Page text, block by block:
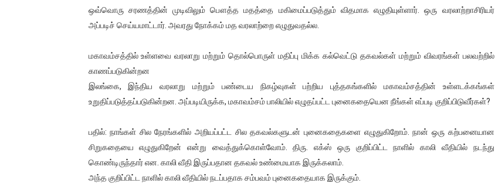
32 CM விநோத கன்றுக்குட்டி! (வீடியோ)
ஒவ்வொரு சரணத்தின் முடிவிலும் பௌத்த மதத்தை மகிமைப்படுத்தும் விதமாக எழுதியுள்ளார். ஒரு வரலாற்றாசிரியர்
அப்படிச் செய்யமாட்டார். அவரது நோக்கம் மத வரலாற்றை எழுதுவதல்ல.
மகாவம்சத்தில் உள்ளவை வரலாறு மற்றும் தொல்பொருள் மதிப்பு மிக்க கல்வெட்டு தகவல்கள் மற்றும் விவரங்கள் பலவற்றில்
காணப்படுகின்றன
இலங்கை, இந்திய வரலாறு மற்றும் பண்டைய நிகழ்வுகள் பற்றிய புத்தகங்களில் மகாவம்சத்தின் உள்ளடக்கங்கள்
உறுதிப்படுத்தப்படுகின்றன. அப்படியிருக்க, மகாவம்சம் பாலியில் எழுதப்பட்ட புனைகதையென நீங்கள் எப்படி குறிப்பிடுவீர்கள்?
பதில்: நாங்கள் சில நேரங்களில் அறியப்பட்ட சில தகவல்களுடன் புனைகதைகளை எழுதுகிறோம். நான் ஒரு கற்பனையான
சிறுகதையை எழுதுகிறேன் என்று வைத்துக்கொள்வோம். திரு. எக்ஸ் ஒரு குறிப்பிட்ட நாளில் காலி வீதியில் நடந்து
கொண்டிருந்தார் என. காலி வீதி இருப்பதான தகவல் உண்மையாக இருக்கலாம்.
அந்த குறிப்பிட்ட நாளில் காலி வீதியில் நடப்பதாக சம்பவம் புனைகதையாக இருக்கும்.